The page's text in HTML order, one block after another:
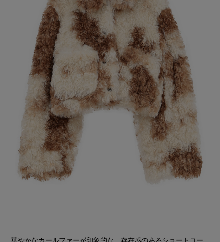
華やかなカールファーが印象的な、存在感のあるショートコー